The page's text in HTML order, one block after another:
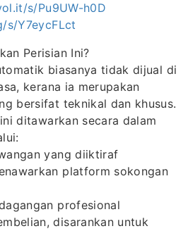
s/Pu9UW-h0D
s/Y7eycFLct
Perisian Ini?
biasanya tidak dijual di
kerana ia merupakan
bersifat teknikal dan khusus.
ditawarkan secara dalam
yang diiktiraf
platform sokongan
profesional
disarankan untuk